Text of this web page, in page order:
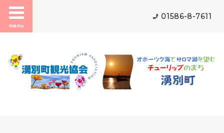
menu
01586-8-7611